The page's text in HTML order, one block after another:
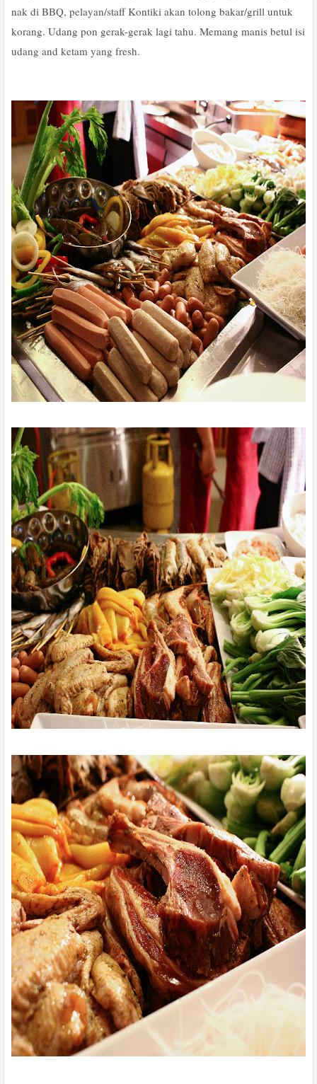
nak di BBQ, pelayan/staff Kontiki akan tolong bakar/grill untuk
korang. Udang pon gerak-gerak lagi tahu. Memang manis betul isi
udang and ketam yang fresh.